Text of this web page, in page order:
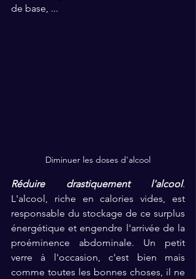
de base, ...
Diminuer les doses d'alcool
Réduire drastiquement l'alcool.
L'alcool, riche en calories vides, est
responsable du stockage de ce surplus
énergétique et engendre l'arrivée de la
proéminence abdominale. Un petit
verre à l'occasion, c'est bien mais
comme toutes les bonnes choses, il ne